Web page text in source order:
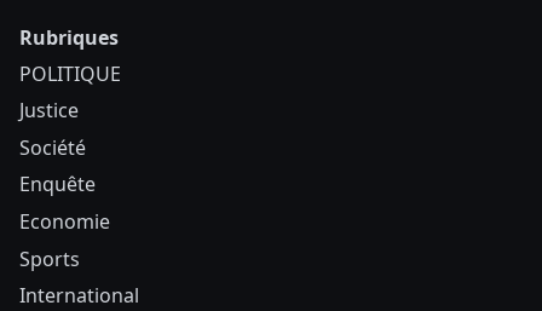
Rubriques
POLITIQUE
Justice
Société
Enquête
Economie
Sports
International